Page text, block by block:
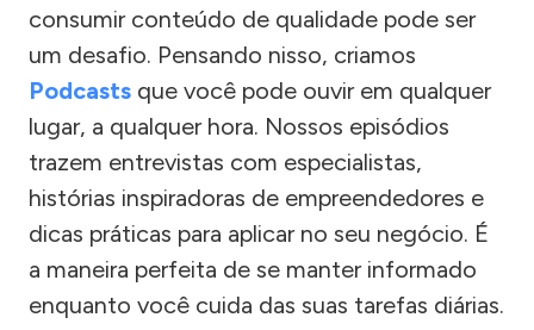
consumir conteúdo de qualidade pode ser
um desafio. Pensando nisso, criamos
Podcasts que você pode ouvir em qualquer
lugar, a qualquer hora. Nossos episódios
trazem entrevistas com especialistas,
histórias inspiradoras de empreendedores e
dicas práticas para aplicar no seu negócio. É
a maneira perfeita de se manter informado
enquanto você cuida das suas tarefas diárias.